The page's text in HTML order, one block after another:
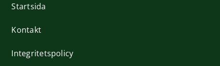
Startsida
Kontakt
Integritetspolicy